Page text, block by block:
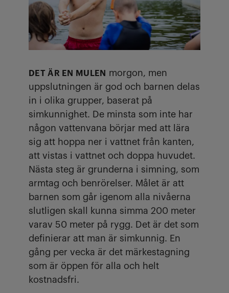
DET ÄR EN MULEN
morgon, men
uppslutningen är god och barnen delas
in i olika grupper, baserat på
simkunnighet. De minsta som inte har
någon vattenvana börjar med att lära
sig att hoppa ner i vattnet från kanten,
att vistas i vattnet och doppa huvudet.
Nästa steg är grunderna i simning, som
armtag och benrörelser. Målet är att
barnen som går igenom alla nivåerna
slutligen skall kunna simma 200 meter
varav 50 meter på rygg. Det är det som
definierar att man är simkunnig. En
gång per vecka är det märkestagning
som är öppen för alla och helt
kostnadsfri.